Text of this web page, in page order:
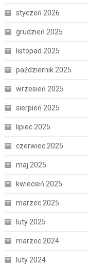
styczeń 2026
grudzień 2025
listopad 2025
październik 2025
wrzesień 2025
sierpień 2025
lipiec 2025
czerwiec 2025
maj 2025
kwiecień 2025
marzec 2025
luty 2025
marzec 2024
luty 2024